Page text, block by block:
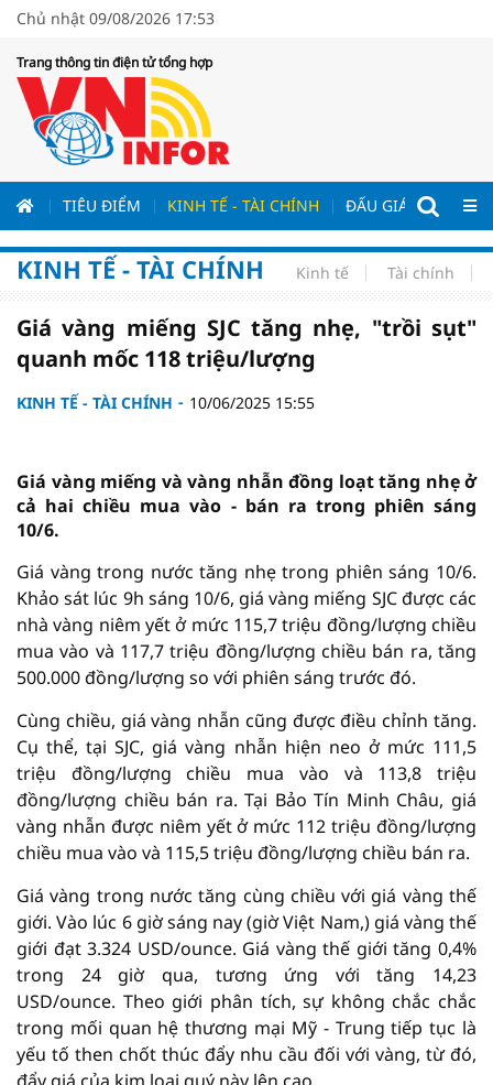
Chủ nhật 09/08/2026 17:53
Trang thông tin điện tử tổng hợp
TIÊU ĐIỂM KINH TẾ - TÀI CHÍNH ĐẤU GIÁ - ĐẤU
KINH TẾ - TÀI CHÍNH Kinh tế Tài chính
Giá vàng miếng SJC tăng nhẹ, "trồi sụt"
quanh mốc 118 triệu/lượng
KINH TẾ - TÀI CHÍNH 10/06/2025 15:55
Giá vàng miếng và vàng nhẫn đồng loạt tăng nhẹ ở
cả hai chiều mua vào - bán ra trong phiên sáng
10/6.
Giá vàng trong nước tăng nhẹ trong phiên sáng 10/6.
Khảo sát lúc 9h sáng 10/6, giá vàng miếng SJC được các
nhà vàng niêm yết ở mức 115,7 triệu đồng/lượng chiều
mua vào và 117,7 triệu đồng/lượng chiều bán ra, tăng
500.000 đồng/lượng so với phiên sáng trước đó.
Cùng chiều, giá vàng nhẫn cũng được điều chỉnh tăng.
Cụ thể, tại SJC, giá vàng nhẫn hiện neo ở mức 111,5
triệu đồng/lượng chiều mua vào và 113,8 triệu
đồng/lượng chiều bán ra. Tại Bảo Tín Minh Châu, giá
vàng nhẫn được niêm yết ở mức 112 triệu đồng/lượng
chiều mua vào và 115,5 triệu đồng/lượng chiều bán ra.
Giá vàng trong nước tăng cùng chiều với giá vàng thế
giới. Vào lúc 6 giờ sáng nay (giờ Việt Nam,) giá vàng thế
giới đạt 3.324 USD/ounce. Giá vàng thế giới tăng 0,4%
trong 24 giờ qua, tương ứng với tăng 14,23
USD/ounce. Theo giới phân tích, sự không chắc chắc
trong mối quan hệ thương mại Mỹ - Trung tiếp tục là
yếu tố then chốt thúc đẩy nhu cầu đối với vàng, từ đó,